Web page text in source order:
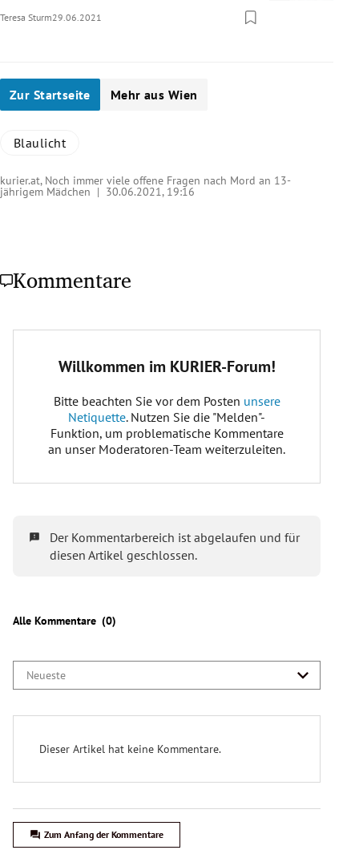
Teresa Sturm29.06.2021
Zur Startseite Mehr aus Wien
Blaulicht
kurier.at, Noch immer viele offene Fragen nach Mord an 13-
jährigem Mädchen | 30.06.2021, 19:16
Kommentare